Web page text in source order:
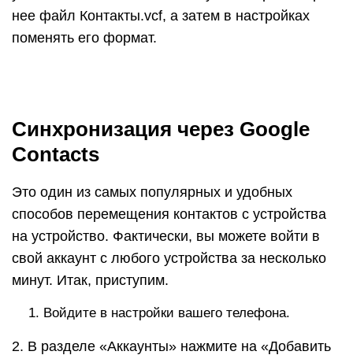
нее файл Контакты.vcf, а затем в настройках
поменять его формат.
Синхронизация через Google
Contacts
Это один из самых популярных и удобных
способов перемещения контактов с устройства
на устройство. Фактически, вы можете войти в
свой аккаунт с любого устройства за несколько
минут. Итак, приступим.
Войдите в настройки вашего телефона.
2. В разделе «Аккаунты» нажмите на «Добавить